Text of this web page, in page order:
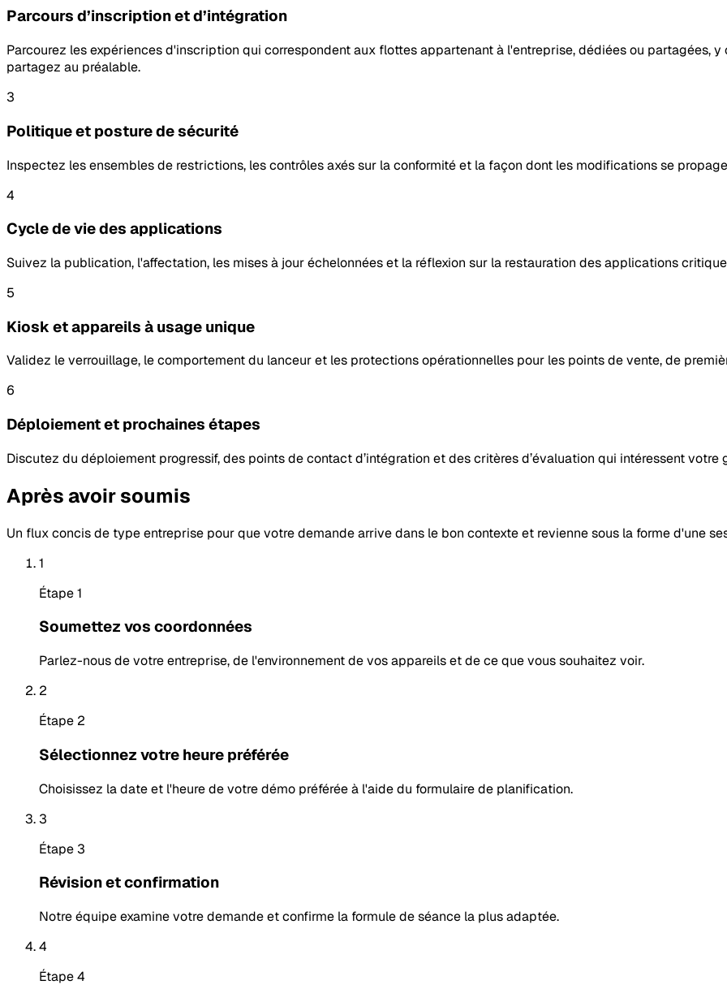
Parcours d’inscription et d’intégration
Parcourez les expériences d'inscription qui correspondent aux flottes appartenant à l'entreprise, dédiées ou partagées,
partagez au préalable.
3
Politique et posture de sécurité
Inspectez les ensembles de restrictions, les contrôles axés sur la conformité et la façon dont les modifications se
4
Cycle de vie des applications
Suivez la publication, l'affectation, les mises à jour échelonnées et la réflexion sur la restauration des applications
5
Kiosk et appareils à usage unique
Validez le verrouillage, le comportement du lanceur et les protections opérationnelles pour les points de vente, de
6
Déploiement et prochaines étapes
Discutez du déploiement progressif, des points de contact d’intégration et des critères d’évaluation qui intéressent votre
Après avoir soumis
Un flux concis de type entreprise pour que votre demande arrive dans le bon contexte et revienne sous la forme d'une
1
Étape 1
Soumettez vos coordonnées
Parlez-nous de votre entreprise, de l'environnement de vos appareils et de ce que vous souhaitez voir.
2
Étape 2
Sélectionnez votre heure préférée
Choisissez la date et l'heure de votre démo préférée à l'aide du formulaire de planification.
3
Étape 3
Révision et confirmation
Notre équipe examine votre demande et confirme la formule de séance la plus adaptée.
4
Étape 4